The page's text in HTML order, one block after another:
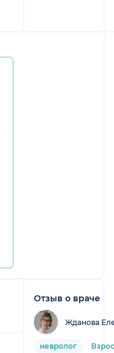
Отзыв о враче
Жданова
невролог